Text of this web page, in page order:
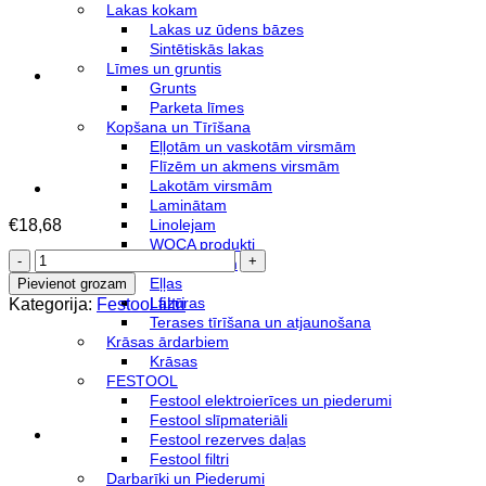
Lakas kokam
Lakas uz ūdens bāzes
Sintētiskās lakas
Līmes un gruntis
Grunts
Parketa līmes
Kopšana un Tīrīšana
Eļļotām un vaskotām virsmām
Flīzēm un akmens virsmām
Lakotām virsmām
Laminātam
Linolejam
WOCA produkti
Produkti ārdarbiem
Eļļas
Lazūras
Terases tīrīšana un atjaunošana
Krāsas ārdarbiem
Krāsas
FESTOOL
Festool elektroierīces un piederumi
Festool slīpmateriāli
Festool rezerves daļas
Festool filtri
Darbarīki un Piederumi
€18,68
Festool
selfclean
filtrs
SC
SYS/5/500438
daudzums
Pievienot grozam
Kategorija: Festool filtri